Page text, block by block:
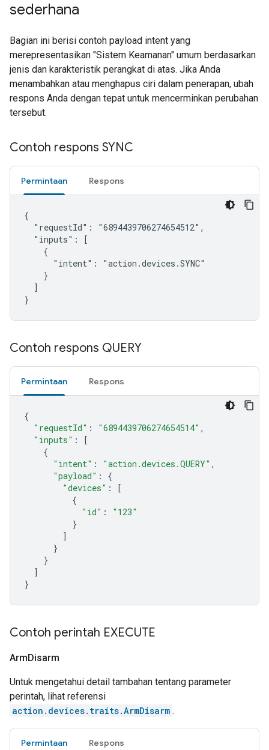
sederhana
Bagian ini berisi contoh payload intent yang
merepresentasikan "Sistem Keamanan" umum berdasarkan
jenis dan karakteristik perangkat di atas. Jika Anda
menambahkan atau menghapus ciri dalam penerapan, ubah
respons Anda dengan tepat untuk mencerminkan perubahan
tersebut.
Contoh respons SYNC
Permintaan Respons
{
  "requestId": "6894439706274654512",
  "inputs": [
    {
      "intent": "action.devices.SYNC"
    }
  ]
}
Contoh respons QUERY
Permintaan Respons
{
"requestId" : "6894439706274654514" ,
"inputs" :
[
{
"intent" : "action.devices.QUERY" ,
"payload" :
{
"devices" :
[
{
"id" :
"123"
}
]
}
}
]
}
Contoh perintah EXECUTE
ArmDisarm
Untuk mengetahui detail tambahan tentang parameter
perintah, lihat referensi
action.devices.traits.ArmDisarm .
Permintaan Respons